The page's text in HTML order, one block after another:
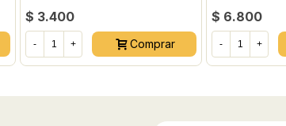
$ 3.400
- + Comprar
$ 6.800
- +